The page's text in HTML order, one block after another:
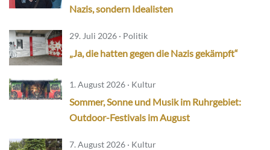
Nazis, sondern Idealisten
29. Juli 2026 · Politik
„Ja, die hatten gegen die Nazis gekämpft“
1. August 2026 · Kultur
Sommer, Sonne und Musik im Ruhrgebiet:
Outdoor-Festivals im August
7. August 2026 · Kultur